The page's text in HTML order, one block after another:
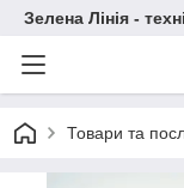
Зелена Лінія -
Товари та